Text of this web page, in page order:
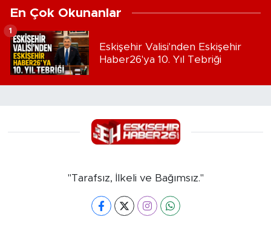
En Çok Okunanlar
Eskişehir Valisi'nden Eskişehir
Haber26'ya 10. Yıl Tebriği
1
"Tarafsız, İlkeli ve Bağımsız."